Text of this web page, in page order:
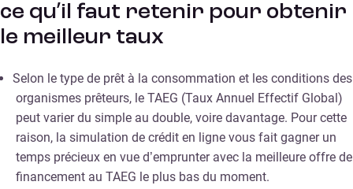
ce qu’il faut retenir pour obtenir
le meilleur taux
Selon le type de prêt à la consommation et les conditions des
organismes prêteurs, le TAEG (Taux Annuel Effectif Global)
peut varier du simple au double, voire davantage. Pour cette
raison, la simulation de crédit en ligne vous fait gagner un
temps précieux en vue d’emprunter avec la meilleure offre de
financement au TAEG le plus bas du moment.